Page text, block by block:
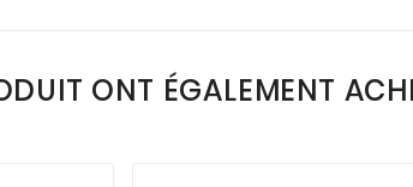
ONT ÉGALEMENT